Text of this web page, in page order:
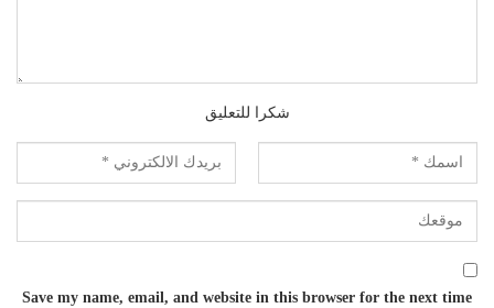
شكرا للتعليق
Save my name, email, and website in this browser for the next time